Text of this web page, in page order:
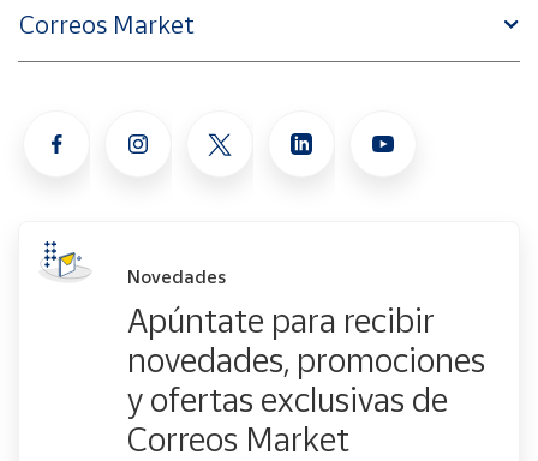
Correos Market
Novedades
Apúntate para recibir
novedades, promociones
y ofertas exclusivas de
Correos Market